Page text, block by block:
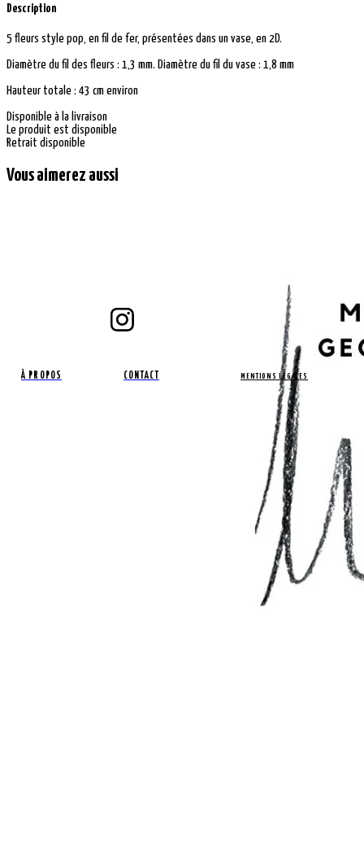
Description
5 fleurs style pop, en fil de fer, présentées dans un vase, en 2D.
Diamètre du fil des fleurs : 1,3 mm. Diamètre du fil du vase : 1,8 mm
Hauteur totale : 43 cm environ
Disponible à la livraison
Le produit est disponible
Retrait disponible
Vous aimerez aussi
CONTACT
À PROPOS MENTIONS LÉGALES